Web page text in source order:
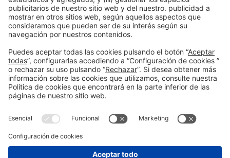
Información generalAviso legalPolítica de privacidad
Política de cookies
#BTravel
en las redes sociales